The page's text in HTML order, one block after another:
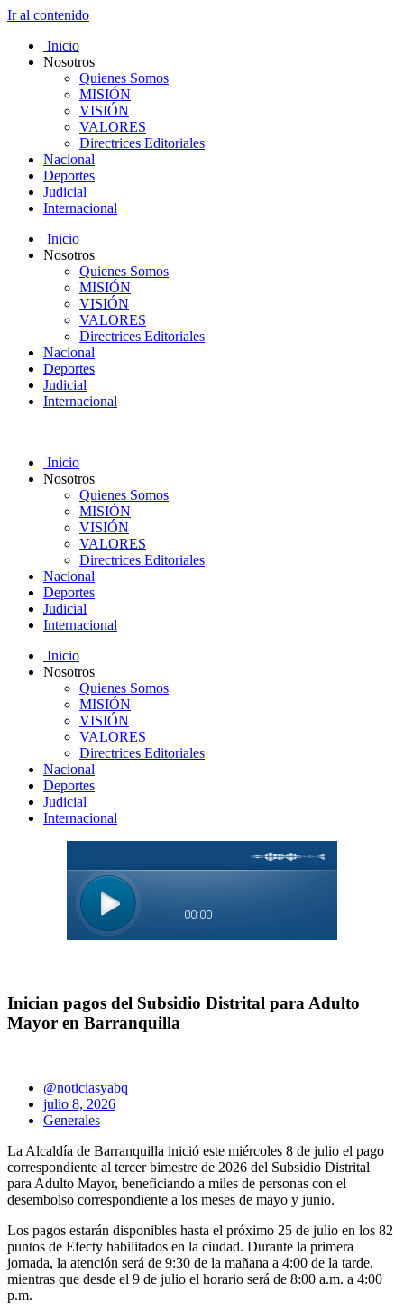
Ir al contenido
Inicio
Nosotros
Quienes Somos
MISIÓN
VISIÓN
VALORES
Directrices Editoriales
Nacional
Deportes
Judicial
Internacional
Inicio
Nosotros
Quienes Somos
MISIÓN
VISIÓN
VALORES
Directrices Editoriales
Nacional
Deportes
Judicial
Internacional
Inicio
Nosotros
Quienes Somos
MISIÓN
VISIÓN
VALORES
Directrices Editoriales
Nacional
Deportes
Judicial
Internacional
Inicio
Nosotros
Quienes Somos
MISIÓN
VISIÓN
VALORES
Directrices Editoriales
Nacional
Deportes
Judicial
Internacional
Inician pagos del Subsidio Distrital para Adulto
Mayor en Barranquilla
@noticiasyabq
julio 8, 2026
Generales
La Alcaldía de Barranquilla inició este miércoles 8 de julio el pago
correspondiente al tercer bimestre de 2026 del Subsidio Distrital
para Adulto Mayor, beneficiando a miles de personas con el
desembolso correspondiente a los meses de mayo y junio.
Los pagos estarán disponibles hasta el próximo 25 de julio en los 82
puntos de Efecty habilitados en la ciudad. Durante la primera
jornada, la atención será de 9:30 de la mañana a 4:00 de la tarde,
mientras que desde el 9 de julio el horario será de 8:00 a.m. a 4:00
p.m.